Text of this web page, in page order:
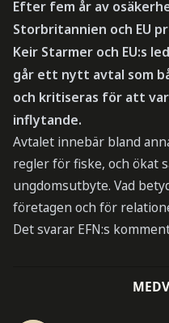
Efter fem år av
Storbritannien och EU
Keir Starmer och EU:s
går ett nytt avtal som
och kritiseras för att
inflytande.
Avtalet innebär bland
regler för fiske, och ökat
ungdomsutbyte. Vad
företagen och för
Det svarar EFN:s